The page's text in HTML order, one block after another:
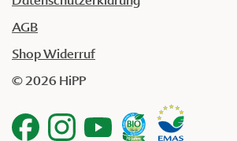
AGB
Shop Widerruf
© 2026 HiPP